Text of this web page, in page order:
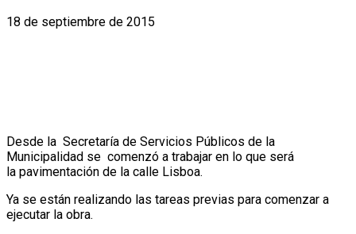
18 de septiembre de 2015
Desde la Secretaría de Servicios Públicos de la
Municipalidad se comenzó a trabajar en lo que será
la pavimentación de la calle Lisboa.
Ya se están realizando las tareas previas para comenzar a
ejecutar la obra.